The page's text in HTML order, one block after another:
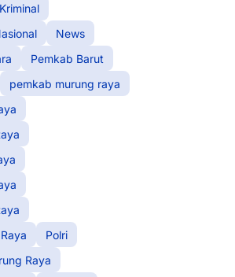
News
Pemkab Barut
pemkab murung raya
Polri
Raya